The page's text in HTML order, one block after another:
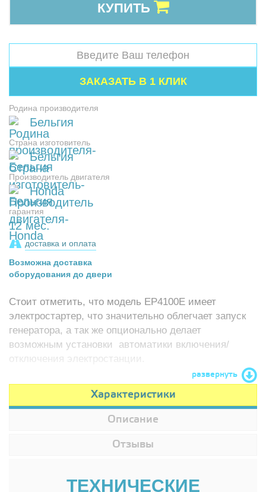
КУПИТЬ
Родина производителя
Бельгия
Страна изготовитель
Бельгия
Производитель двигателя
Honda
гарантия
12 мес.
доставка и оплата
Возможна доставка
оборудования до двери
Стоит отметить, что модель EP4100E имеет
электростартер, что значительно облегчает запуск
генератора, а так же опционально делает
возможным установки автоматики включения/
отключения электростанции.
развернуть
Характеристики
Описание
Отзывы
ТЕХНИЧЕСКИЕ